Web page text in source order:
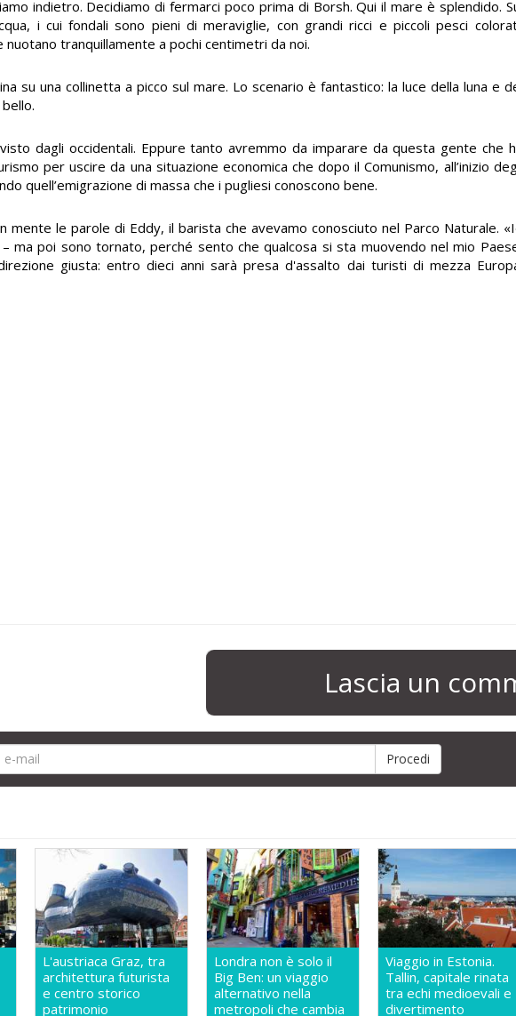
indietro. Decidiamo di fermarci poco prima di Borsh. Qui il mare è splendido.
i cui fondali sono pieni di meraviglie, con grandi ricci e piccoli pesci
tranquillamente a pochi centimetri da noi.
su una collinetta a picco sul mare. Lo scenario è fantastico: la luce della luna e
dagli occidentali. Eppure tanto avremmo da imparare da questa gente che
per uscire da una situazione economica che dopo il Comunismo, all’inizio
quell’emigrazione di massa che i pugliesi conoscono bene.
mente le parole di Eddy, il barista che avevamo conosciuto nel Parco Naturale.
ma poi sono tornato, perché sento che qualcosa si sta muovendo nel mio
giusta: entro dieci anni sarà presa d'assalto dai turisti di mezza
Lascia un
L'austriaca Graz, tra
architettura futurista
e centro storico
patrimonio
Londra non è solo il
Big Ben: un viaggio
alternativo nella
metropoli che cambia
Viaggio in Estonia.
Tallin, capitale rinata
tra echi medioevali e
divertimento